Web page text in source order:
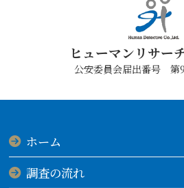
ヒューマンリサー
公安委員会届出番号 第
ホーム
調査の流れ